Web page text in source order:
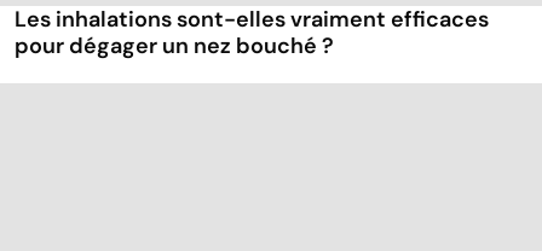
Les inhalations sont-elles vraiment efficaces
pour dégager un nez bouché ?